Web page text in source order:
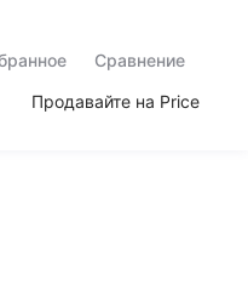
Сравнение
Продавайте на Price